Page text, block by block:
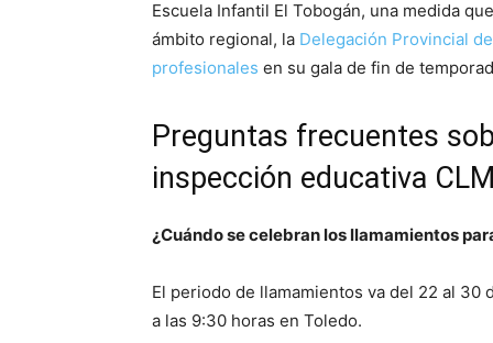
Escuela Infantil El Tobogán, una medida
ámbito regional, la Delegación Provincial
profesionales en su gala de fin de
Preguntas frecuentes
inspección educativa
¿Cuándo se celebran los llamamientos
El periodo de llamamientos va del 22 al 30
a las 9:30 horas en Toledo.